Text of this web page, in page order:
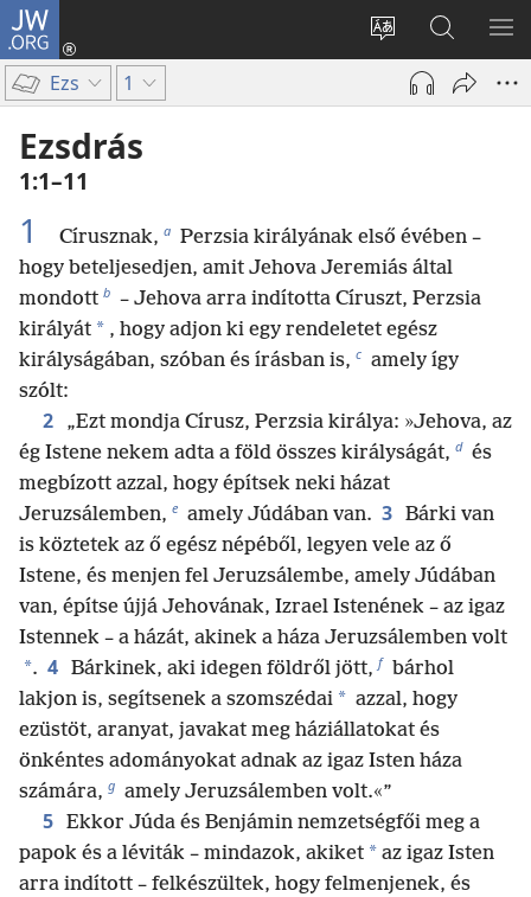
JW.ORG
Oldal
nyelvének
megváltoztatása
Bejelentkezés
(opens
window)
Keresés
a jw.org
honlapon
Ezs 1
Ezsdrás
1:1–11
1 Círusznak, a Perzsia királyának első évében –
hogy beteljesedjen, amit Jehova Jeremiás által
mondott b – Jehova arra indította Círuszt, Perzsia
királyát * , hogy adjon ki egy rendeletet egész
királyságában, szóban és írásban is, c amely így
szólt:
2
„Ezt mondja Círusz, Perzsia királya: »Jehova, az
ég Istene nekem adta a föld összes királyságát, d és
megbízott azzal, hogy építsek neki házat
Jeruzsálemben, e amely Júdában van. 3 Bárki van
is köztetek az ő egész népéből, legyen vele az ő
Istene, és menjen fel Jeruzsálembe, amely Júdában
van, építse újjá Jehovának, Izrael Istenének – az igaz
Istennek – a házát, akinek a háza Jeruzsálemben volt
*. 4 Bárkinek, aki idegen földről jött, f bárhol
lakjon is, segítsenek a szomszédai * azzal, hogy
ezüstöt, aranyat, javakat meg háziállatokat és
önkéntes adományokat adnak az igaz Isten háza
számára, g amely Jeruzsálemben volt.«”
5 Ekkor Júda és Benjámin nemzetségfői meg a
papok és a léviták – mindazok, akiket * az igaz Isten
arra indított – felkészültek, hogy felmenjenek, és